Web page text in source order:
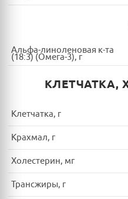
Альфа-линоленовая к-та
(18:3) (Омега-3), г
КЛЕТЧАТКА,
Клетчатка, г
Крахмал, г
Холестерин, мг
Трансжиры, г